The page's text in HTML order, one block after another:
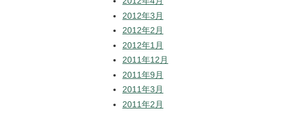
2012年3月
2012年2月
2012年1月
2011年12月
2011年9月
2011年3月
2011年2月